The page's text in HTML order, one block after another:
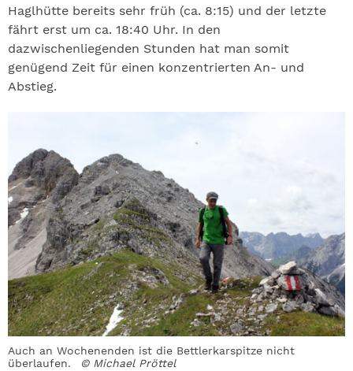
Haglhütte bereits sehr früh (ca. 8:15) und der letzte
fährt erst um ca. 18:40 Uhr. In den
dazwischenliegenden Stunden hat man somit
genügend Zeit für einen konzentrierten An- und
Abstieg.
Auch an Wochenenden ist die Bettlerkarspitze nicht
überlaufen.
© Michael Pröttel